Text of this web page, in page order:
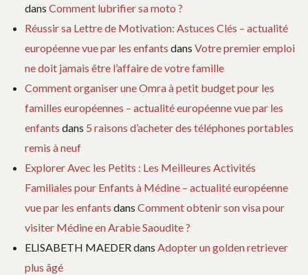
dans Comment lubrifier sa moto ?
Réussir sa Lettre de Motivation: Astuces Clés – actualité
européenne vue par les enfants dans Votre premier emploi
ne doit jamais être l’affaire de votre famille
Comment organiser une Omra à petit budget pour les
familles européennes – actualité européenne vue par les
enfants dans 5 raisons d’acheter des téléphones portables
remis à neuf
Explorer Avec les Petits : Les Meilleures Activités
Familiales pour Enfants à Médine – actualité européenne
vue par les enfants dans Comment obtenir son visa pour
visiter Médine en Arabie Saoudite ?
ELISABETH MAEDER dans Adopter un golden retriever
plus âgé